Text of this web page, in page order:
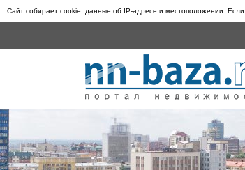
Сайт собирает cookie, данные об IP-адресе и местоположении.